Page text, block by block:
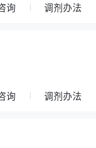
询 调剂办法
询 调剂办法